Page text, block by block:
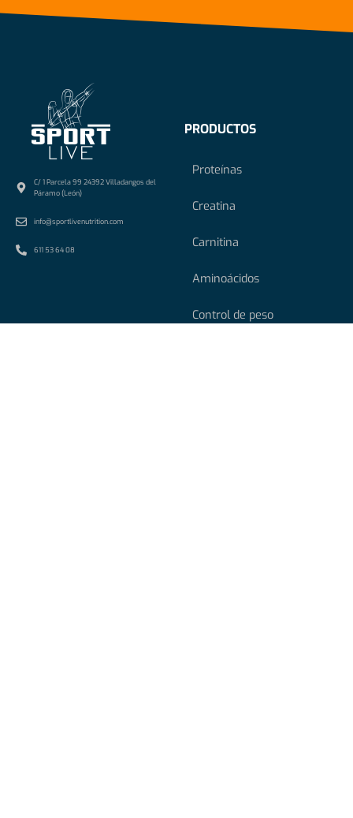
C/ 1 Parcela 99 24392 Villadangos del
Páramo (León)
info@sportlivenutrition.com
611 53 64 08
PRODUCTOS
Proteínas
Creatina
Carnitina
Aminoácidos
Control de peso